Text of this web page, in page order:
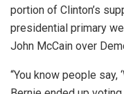
portion of Clinton’s
presidential primary
John McCain over
“You know people